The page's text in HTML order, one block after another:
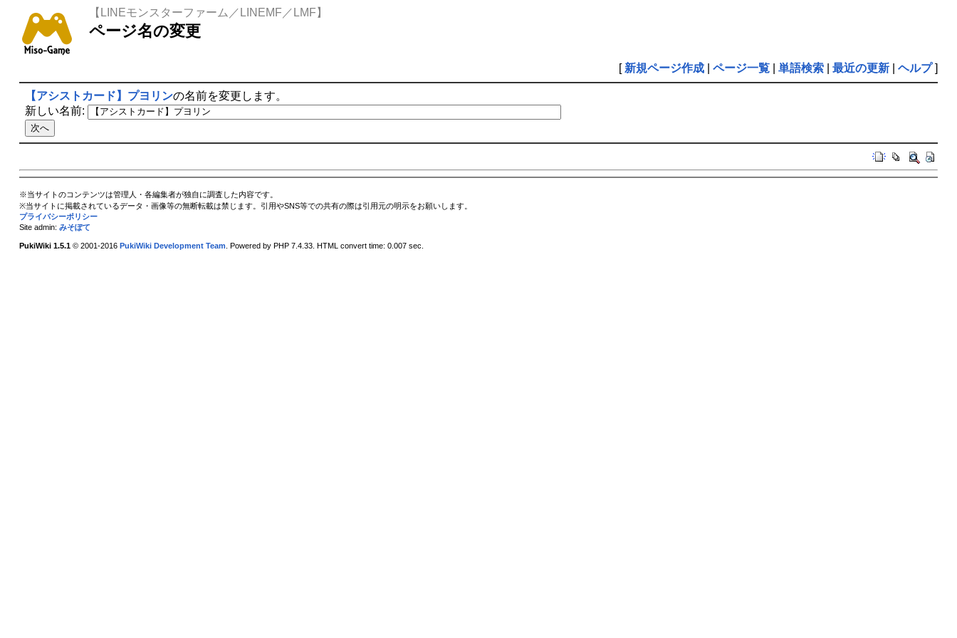
【LINEモンスターファーム／LINEMF／LMF】
ページ名の変更
[ 新規ページ作成 |ページ一覧 |単語検索 |最近の更新 |ヘルプ]
【アシストカード】プヨリンの名前を変更します。
新しい名前:
※当サイトのコンテンツは管理人・各編集者が独自に調査した内容です。
※当サイトに掲載されているデータ・画像等の無断転載は禁じます。引用やSNS等での共有の際は引用元の明示をお願いします。
プライバシーポリシー
Site admin: みそぽて
PukiWiki 1.5.1© 2001-2016 PukiWiki Development Team . Powered by PHP 7.4.33. HTML convert time: 0.007 sec.